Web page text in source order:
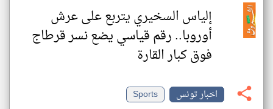
إلياس السخيري يتربع على عرش
أوروبا.. رقم قياسي يضع نسر قرطاج
فوق كبار القارة
اخبار تونس
Sports